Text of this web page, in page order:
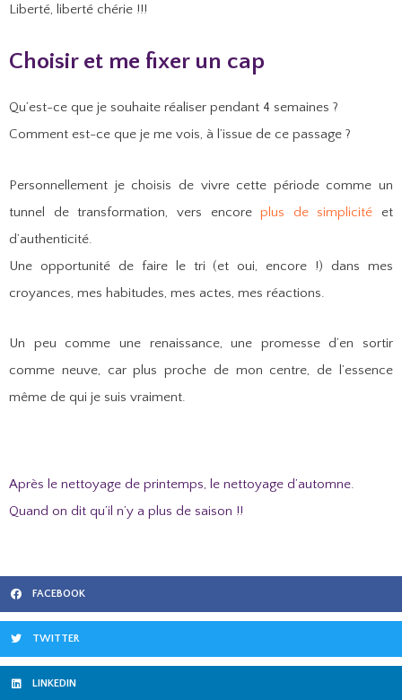
Liberté, liberté chérie !!!
Choisir et me fixer un cap
Qu’est-ce que je souhaite réaliser pendant 4 semaines ?
Comment est-ce que je me vois, à l’issue de ce passage ?
Personnellement je choisis de vivre cette période comme un
tunnel de transformation, vers encoreplus de simplicité et
d’authenticité.
Une opportunité de faire le tri (et oui, encore !) dans mes
croyances, mes habitudes, mes actes, mes réactions.
Un peu comme une renaissance, une promesse d’en sortir
comme neuve, car plus proche de mon centre, de l’essence
même de qui je suis vraiment.
Après le nettoyage de printemps, le nettoyage d’automne.
Quand on dit qu’il n’y a plus de saison !!
FACEBOOK
TWITTER
LINKEDIN